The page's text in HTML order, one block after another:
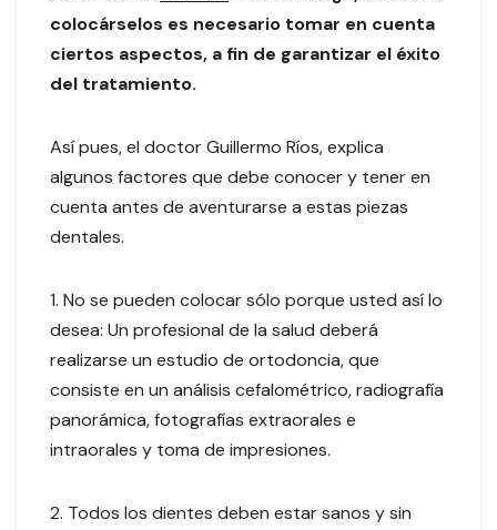
colocárselos es necesario tomar en cuenta
ciertos aspectos, a fin de garantizar el éxito
del tratamiento.
Así pues, el doctor Guillermo Ríos, explica
algunos factores que debe conocer y tener en
cuenta antes de aventurarse a estas piezas
dentales.
1. No se pueden colocar sólo porque usted así lo
desea: Un profesional de la salud deberá
realizarse un estudio de ortodoncia, que
consiste en un análisis cefalométrico, radiografía
panorámica, fotografías extraorales e
intraorales y toma de impresiones.
2. Todos los dientes deben estar sanos y sin